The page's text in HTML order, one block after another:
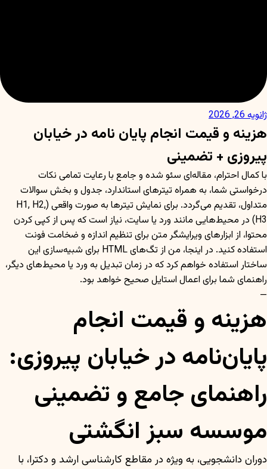
ژانویه 26, 2026
هزینه و قیمت انجام پایان نامه در خیابان
پیروزی + تضمینی
با کمال احترام، مقاله‌ای سئو شده و جامع با رعایت تمامی نکات
درخواستی شما، به همراه تیترهای استاندارد، جدول و بخش سوالات
متداول، تقدیم می‌گردد. برای نمایش تیترها به صورت واقعی (H1, H2,
H3) در محیط‌هایی مانند ورد یا سایت، نیاز است که پس از کپی کردن
محتوا، از ابزارهای ویرایشگر متن برای تنظیم اندازه و ضخامت فونت
استفاده کنید. در اینجا، من از تگ‌های HTML برای شبیه‌سازی این
ساختار استفاده خواهم کرد که در زمان تبدیل به ورد یا محیط‌های دیگر،
راهنمای شما برای اعمال استایل صحیح خواهد بود.
—
هزینه و قیمت انجام
پایان‌نامه در خیابان پیروزی:
راهنمای جامع و تضمینی
موسسه سبز انگشتی
دوران دانشجویی، به ویژه در مقاطع کارشناسی ارشد و دکترا، با